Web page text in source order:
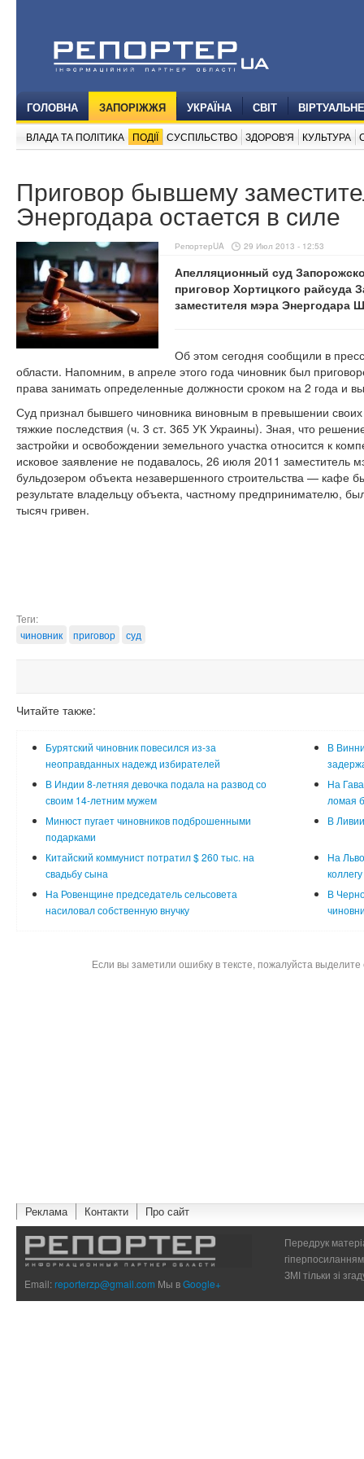
ГОЛОВНА ЗАПОРІЖЖЯ УКРАЇНА СВІТ
ВЛАДА ТА ПОЛІТИКА ПОДІЇ СУСПІЛЬСТВО ЗДОРОВ'Я КУЛЬТУРА
Приговор бывшему
Энергодара остается в силе
РепортерUA 29 Июл 2013 - 12:53
Апелляционный суд
приговор Хортицкого
заместителя мэра Энергодара
Об этом сегодня сообщили в
области. Напомним, в апреле этого года чиновник был
права занимать определенные должности сроком на 2 года и
Суд признал бывшего чиновника виновным в превышении
тяжкие последствия (ч. 3 ст. 365 УК Украины). Зная, что
застройки и освобождении земельного участка относится к
исковое заявление не подавалось, 26 июля 2011 заместитель
бульдозером объекта незавершенного строительства — кафе
результате владельцу объекта, частному предпринимателю,
тысяч гривен.
Теги:
чиновник
приговор суд
Читайте также:
Бурятский чиновник повесился из-за
неоправданных надежд избирателей
В
В Индии 8-летняя девочка подала на развод со
своим 14-летним мужем
На
ломая
Минюст пугает чиновников подброшенными
подарками
В
Китайский коммунист потратил $ 260 тыс. на
свадьбу сына
На
коллегу
На Ровенщине председатель сельсовета
насиловал собственную внучку
В
Если вы заметили ошибку в тексте, пожалуйста
Реклама Контакти Про сайт
Email:reporterzp@gmail.com Мы вGoogle+
Передрук
ЗМІ тільки зі